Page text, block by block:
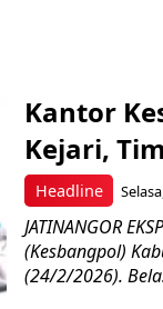
Headline
Kantor
Kejari,
JATINANGOR
(Kesbangpol)
(24/2/2026).